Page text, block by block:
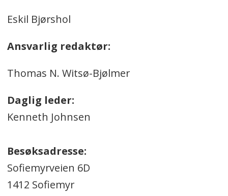
Eskil Bjørshol
Ansvarlig redaktør:
Thomas N. Witsø-Bjølmer
Daglig leder:
Kenneth Johnsen
Besøksadresse:
Sofiemyrveien 6D
1412 Sofiemyr